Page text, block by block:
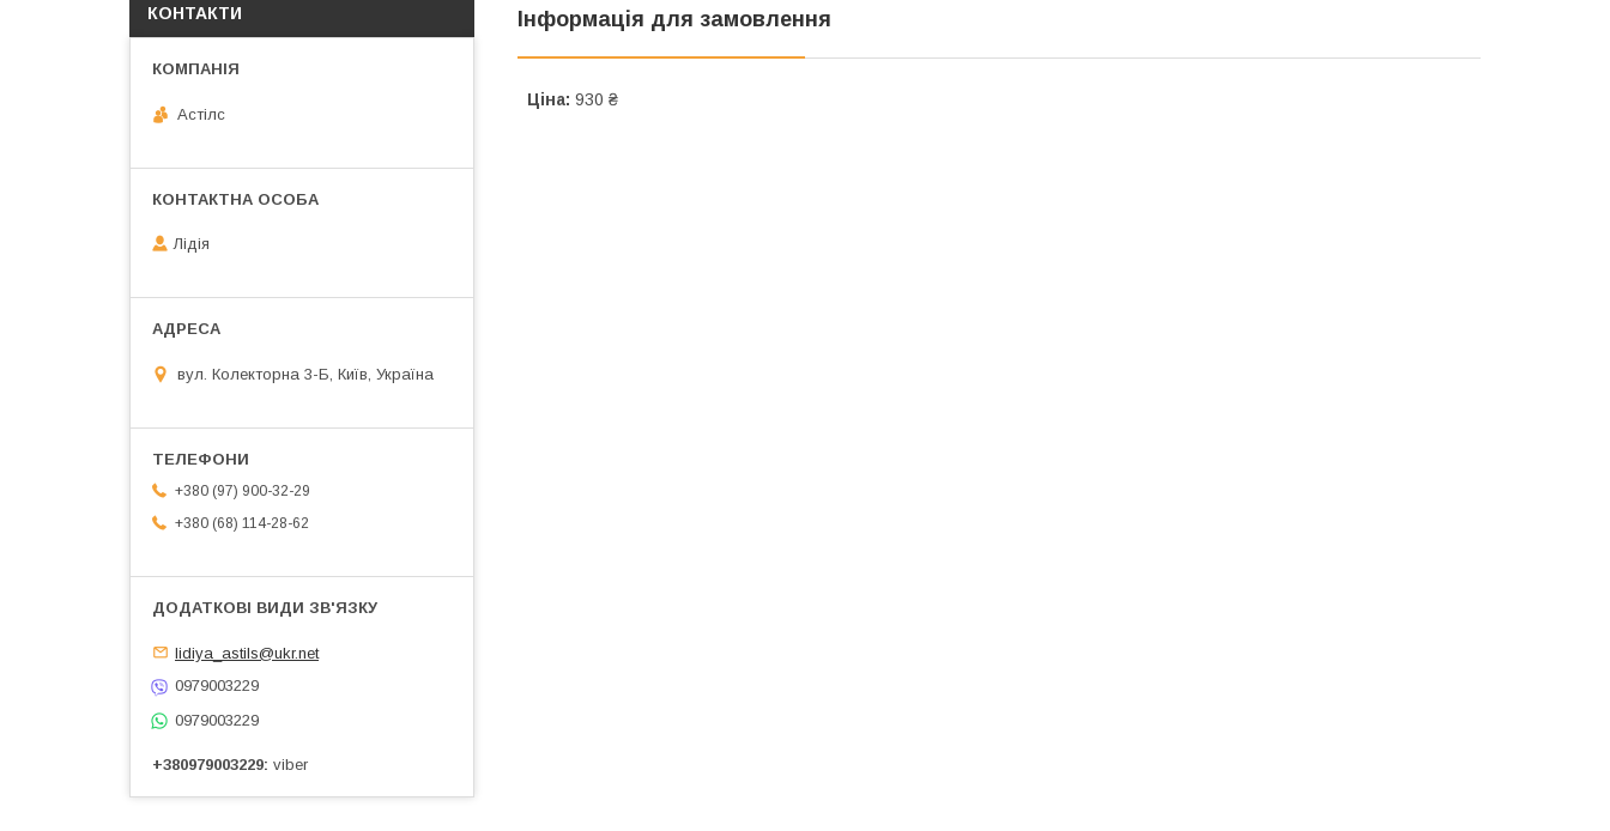
Інформація для замовлення
Ціна: 930 ₴
КОНТАКТИ
Астілс
Лідія
вул. Колекторна 3-Б, Київ, Україна
+380 (97) 900-32-29
+380 (68) 114-28-62
lidiya_astils@ukr.net
0979003229
0979003229
+380979003229 viber